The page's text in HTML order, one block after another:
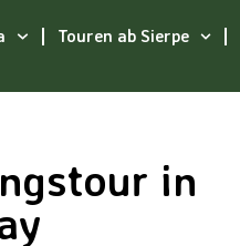
Touren ab Sierpe
in